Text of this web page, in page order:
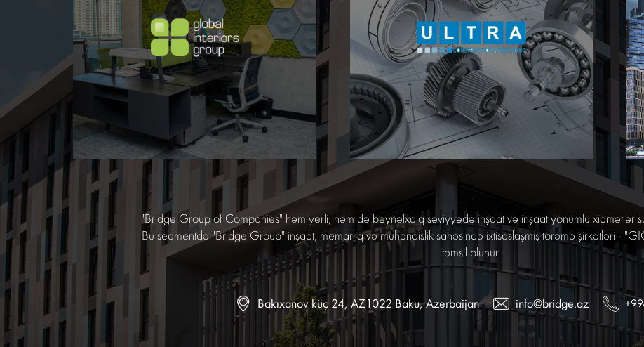
"Bridge Group of Companies" həm yerli, həm də beynəlxalq səviyyədə inşaat və inşaat yönümlü xidmətlər
Bu seqmentdə "Bridge Group" inşaat, memarlıq və mühəndislik sahəsində ixtisaslaşmış törəmə şirkətləri -
təmsil olunur.
Bakıxanov küç 24, AZ1022 Baku, Azerbaijan info@bridge.az